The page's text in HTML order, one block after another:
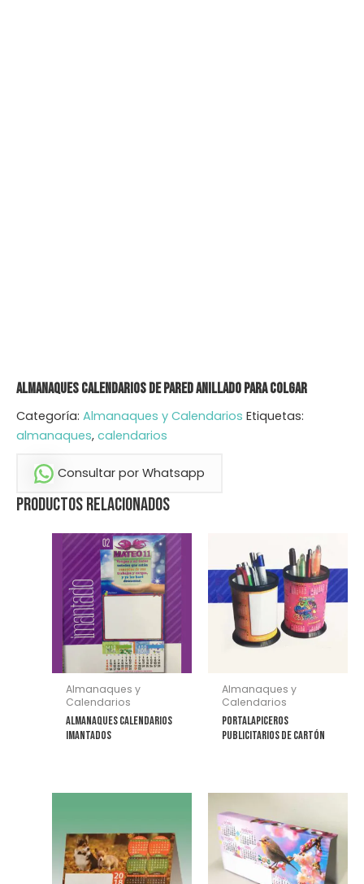
Almanaques Calendarios de Pared Anillado para Colgar
Categoría: Almanaques y Calendarios Etiquetas:
almanaques, calendarios
Consultar por Whatsapp
Productos relacionados
Almanaques y
Calendarios
Almanaques Calendarios
imantados
Almanaques y
Calendarios
Portalapiceros
Publicitarios de Cartón